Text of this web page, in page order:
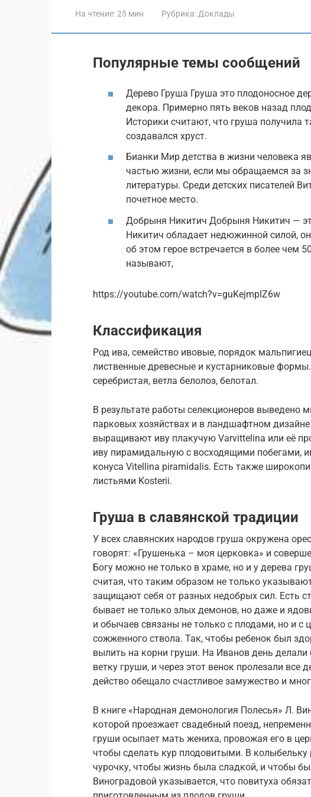
На чтение:25 мин Рубрика: Доклады
Популярные темы сообщений
Дерево Груша Груша это плодоносное
декора. Примерно пять веков назад
Историки считают, что груша получила
создавался хруст.
Бианки Мир детства в жизни человека
частью жизни, если мы обращаемся за
литературы. Среди детских писателей
почетное место.
Добрыня Никитич Добрыня Никитич —
Никитич обладает недюжинной силой,
об этом герое встречается в более чем
называют,
https://youtube.com/watch?v=guKejmpIZ6w
Классификация
Род ива, семейство ивовые, порядок
лиственные древесные и кустарниковые
серебристая, ветла белолоз, белотал.
В результате работы селекционеров
парковых хозяйствах и в ландшафтном
выращивают иву плакучую Varvittelina или её
иву пирамидальную с восходящими побегами,
конуса Vitellina piramidalis. Есть также
листьями Kosterii.
Груша в славянской традиции
У всех славянских народов груша окружена
говорят: «Грушенька – моя церковка» и
Богу можно не только в храме, но и у дерева
считая, что таким образом не только
защищают себя от разных недобрых сил. Есть
бывает не только злых демонов, но даже и
и обычаев связаны не только с плодами, но и с
сожженного ствола. Так, чтобы ребенок был
вылить на корни груши. На Иванов день
ветку груши, и через этот венок пролезали все
действо обещало счастливое замужество и
В книге «Народная демонология Полесья» Л.
которой проезжает свадебный поезд,
груши осыпает мать жениха, провожая его в
чтобы сделать кур плодовитыми. В
чурочку, чтобы жизнь была сладкой, и чтобы
Виноградовой указывается, что повитуха